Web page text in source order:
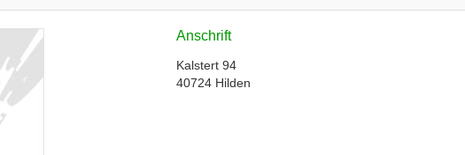
Anschrift
Kalstert 94
40724 Hilden